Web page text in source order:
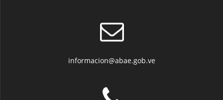
informacion@abae.gob.ve